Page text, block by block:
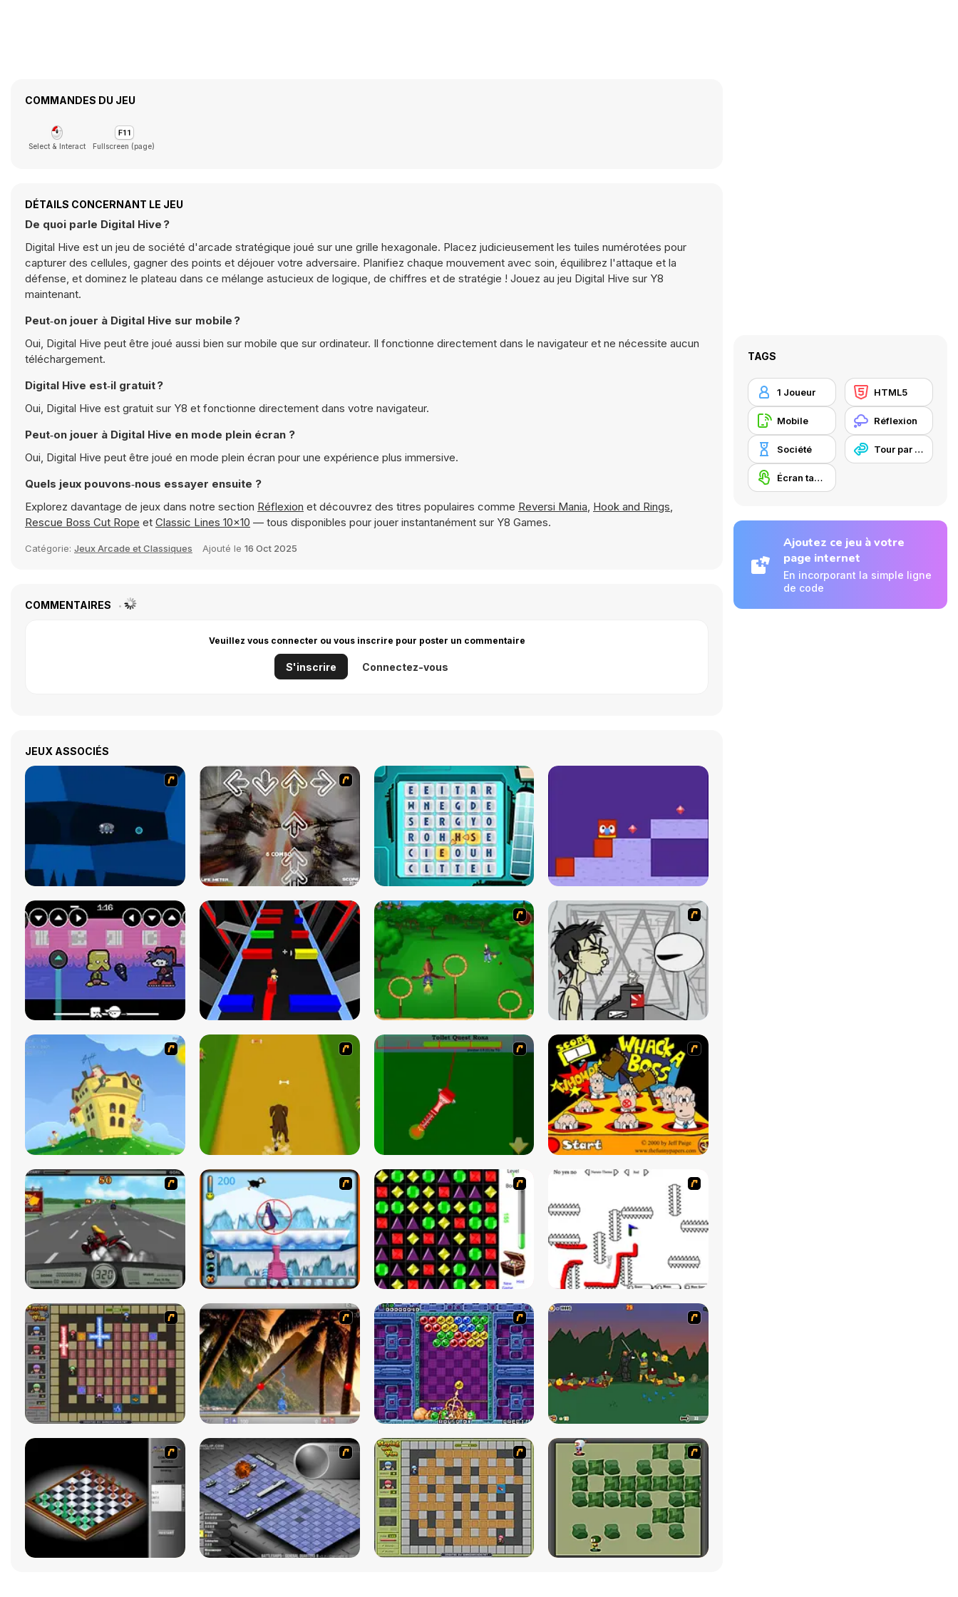
COMMANDES DU JEU
Select & Interact Fullscreen (page)
DÉTAILS CONCERNANT LE JEU
De quoi parle Digital Hive ?
Digital Hive est un jeu de société d'arcade stratégique joué sur une grille hexagonale. Placez judicieusement les tuiles numérotées pour
capturer des cellules, gagner des points et déjouer votre adversaire. Planifiez chaque mouvement avec soin, équilibrez l'attaque et la
défense, et dominez le plateau dans ce mélange astucieux de logique, de chiffres et de stratégie ! Jouez au jeu Digital Hive sur Y8
maintenant.
Peut‑on jouer à Digital Hive sur mobile ?
Oui, Digital Hive peut être joué aussi bien sur mobile que sur ordinateur. Il fonctionne directement dans le navigateur et ne nécessite aucun
téléchargement.
Digital Hive est‑il gratuit ?
Oui, Digital Hive est gratuit sur Y8 et fonctionne directement dans votre navigateur.
Peut‑on jouer à Digital Hive en mode plein écran ?
Oui, Digital Hive peut être joué en mode plein écran pour une expérience plus immersive.
Quels jeux pouvons‑nous essayer ensuite ?
Explorez davantage de jeux dans notre section Réflexion et découvrez des titres populaires comme Reversi Mania, Hook and Rings,
Rescue Boss Cut Rope et Classic Lines 10x10 — tous disponibles pour jouer instantanément sur Y8 Games.
Catégorie: Jeux Arcade et Classiques Ajouté le 16 Oct 2025
COMMENTAIRES
Veuillez vous connecter ou vous inscrire pour poster un commentaire
S'inscrire Connectez-vous
JEUX ASSOCIÉS
TAGS
1 Joueur HTML5
Mobile Réflexion
Société Tour par tour
Écran tactile
Ajoutez ce jeu à votre
page internet
En incorporant la simple ligne
de code